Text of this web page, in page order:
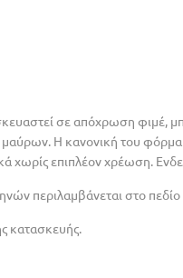
σε απόχρωση φιμέ,
Η κανονική του φόρμα
χωρίς επιπλέον χρέωση.
περιλαμβάνεται στο
κατασκευής.